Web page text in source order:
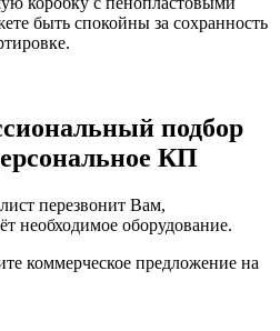
быть спокойны за сохранность
подбор
КП
перезвонит Вам,
необходимое оборудование.
коммерческое предложение на